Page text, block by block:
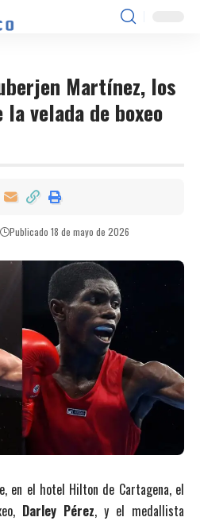
Martínez, los
velada de boxeo
Publicado 18 de mayo de 2026
en el hotel Hilton de Cartagena, el
Darley Pérez, y el medallista